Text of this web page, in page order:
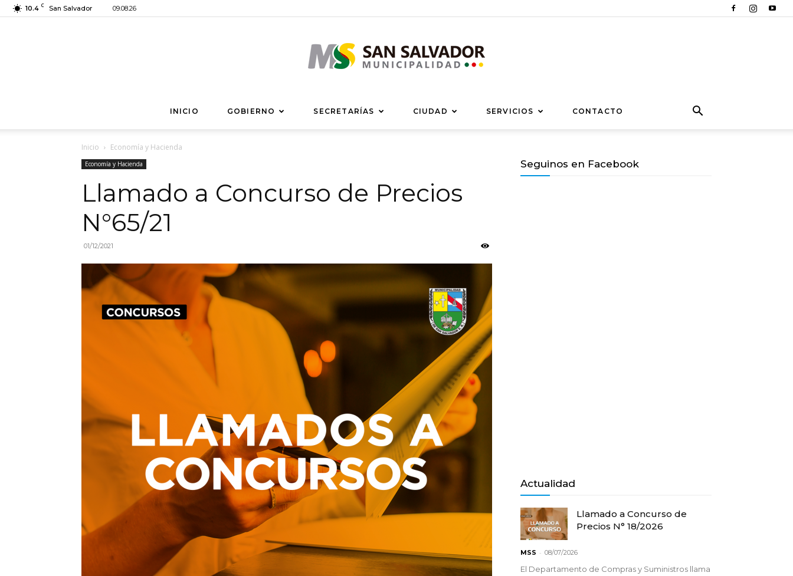
10.4 C San Salvador 09.08.26
Municipalidad
INICIO GOBIERNO SECRETARÍAS CIUDAD SERVICIOS CONTACTO
Inicio Economía y Hacienda
Economía y Hacienda
Llamado a Concurso de Precios
N°65/21
01/12/2021
Seguinos en Facebook
Actualidad
Llamado a Concurso de
Precios N° 18/2026
MSS - 08/07/2026
El Departamento de Compras y Suministros llama